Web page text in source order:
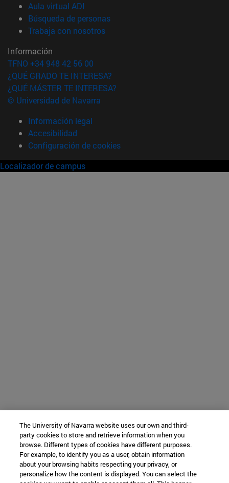
Aula virtual ADI
Búsqueda de personas(abre en nueva ventana)
Trabaja con nosotros(abre en nueva ventana)
Información
TFNO +34 948 42 56 00
¿QUÉ GRADO TE INTERESA?
¿QUÉ MÁSTER TE INTERESA?
© Universidad de Navarra
Información legal
Accesibilidad
Configuración de cookies
Localizador de campus
The University of Navarra website uses our own and third-
party cookies to store and retrieve information when you
browse. Different types of cookies have different purposes.
For example, to identify you as a user, obtain information
about your browsing habits respecting your privacy, or
personalize how the content is displayed. You can select the